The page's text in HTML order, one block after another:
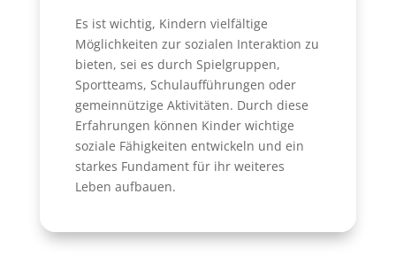
Es ist wichtig, Kindern vielfältige
Möglichkeiten zur sozialen Interaktion zu
bieten, sei es durch Spielgruppen,
Sportteams, Schulaufführungen oder
gemeinnützige Aktivitäten. Durch diese
Erfahrungen können Kinder wichtige
soziale Fähigkeiten entwickeln und ein
starkes Fundament für ihr weiteres
Leben aufbauen.